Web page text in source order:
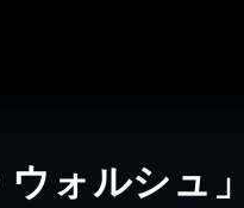
ウォルシュ